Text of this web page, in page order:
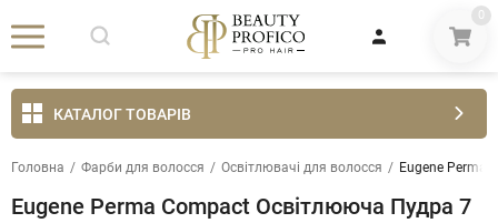
0
КАТАЛОГ ТОВАРІВ
Головна / Фарби для волосся / Освітлювачі для волосся / Eugene Perma
Eugene Perma Compact Освітлююча Пудра 7